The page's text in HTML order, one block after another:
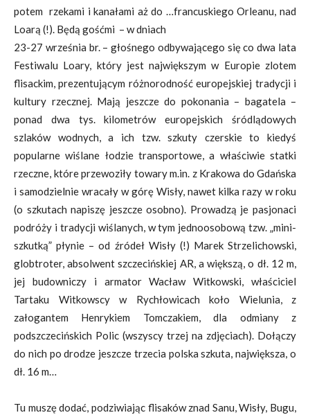
potem rzekami i kanałami aż do …francuskiego Orleanu, nad
Loarą (!). Będą gośćmi – w dniach
23-27 września br. – głośnego odbywającego się co dwa lata
Festiwalu Loary, który jest największym w Europie zlotem
flisackim, prezentującym różnorodność europejskiej tradycji i
kultury rzecznej. Mają jeszcze do pokonania – bagatela –
ponad dwa tys. kilometrów europejskich śródlądowych
szlaków wodnych, a ich tzw. szkuty czerskie to kiedyś
popularne wiślane łodzie transportowe, a właściwie statki
rzeczne, które przewoziły towary m.in. z Krakowa do Gdańska
i samodzielnie wracały w górę Wisły, nawet kilka razy w roku
(o szkutach napiszę jeszcze osobno). Prowadzą je pasjonaci
podróży i tradycji wiślanych, w tym jednoosobową tzw. „mini-
szkutką” płynie – od źródeł Wisły (!) Marek Strzelichowski,
globtroter, absolwent szczecińskiej AR, a większą, o dł. 12 m,
jej budowniczy i armator Wacław Witkowski, właściciel
Tartaku Witkowscy w Rychłowicach koło Wielunia, z
załogantem Henrykiem Tomczakiem, dla odmiany z
podszczecińskich Polic (wszyscy trzej na zdjęciach). Dołączy
do nich po drodze jeszcze trzecia polska szkuta, największa, o
dł. 16 m…
Tu muszę dodać, podziwiając flisaków znad Sanu, Wisły, Bugu,